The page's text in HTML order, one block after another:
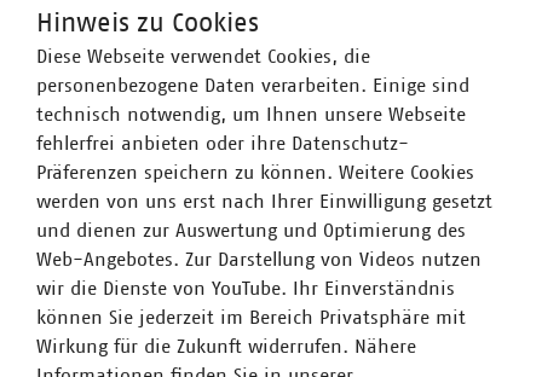
PDF Download
Dossiers zum Thema Daseinsvorsorge
MEHR ZU DOSSIERS ZUM THEMA DASEINSVORSORGE
ALLE DOSSIERS VON A-Z
Hinweis zu Cookies
Diese Webseite verwendet Cookies, die
personenbezogene Daten verarbeiten. Einige sind
technisch notwendig, um Ihnen unsere Webseite
fehlerfrei anbieten oder ihre Datenschutz-
Präferenzen speichern zu können. Weitere Cookies
werden von uns erst nach Ihrer Einwilligung gesetzt
und dienen zur Auswertung und Optimierung des
Web-Angebotes. Zur Darstellung von Videos nutzen
wir die Dienste von YouTube. Ihr Einverständnis
können Sie jederzeit im Bereich Privatsphäre mit
Wirkung für die Zukunft widerrufen. Nähere